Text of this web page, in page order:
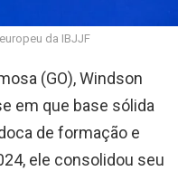
da IBJJF
(GO), Windson
em que base sólida
de formação e
ele consolidou seu